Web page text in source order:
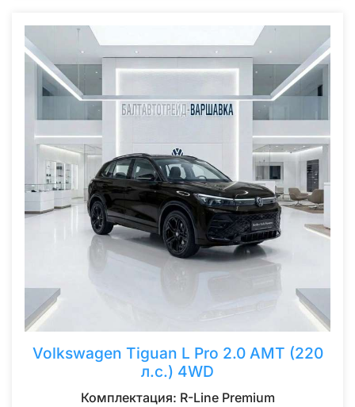
Volkswagen Tiguan L Pro 2.0 AMT (220
л.с.) 4WD
Комплектация: R-Line Premium